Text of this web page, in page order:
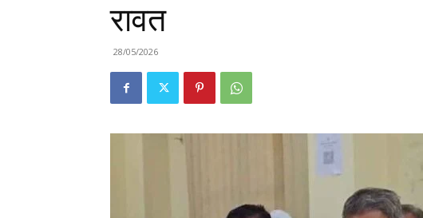
रावत
28/05/2026